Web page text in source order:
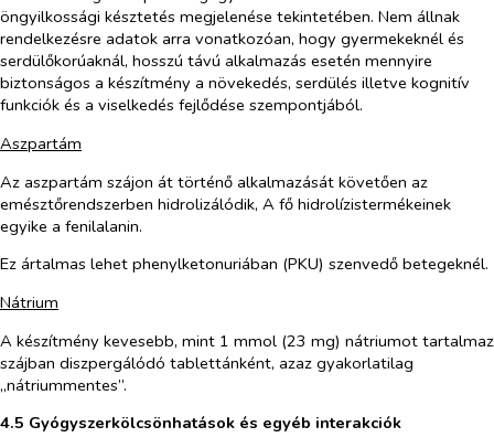
öngyilkossági késztetés megjelenése tekintetében. Nem állnak
rendelkezésre adatok arra vonatkozóan, hogy gyermekeknél és
serdülőkorúaknál, hosszú távú alkalmazás esetén mennyire
biztonságos a készítmény a növekedés, serdülés illetve kognitív
funkciók és a viselkedés fejlődése szempontjából.
Aszpartám
Az aszpartám szájon át történő alkalmazását követően az
emésztőrendszerben hidrolizálódik, A fő hidrolízistermékeinek
egyike a fenilalanin.
Ez ártalmas lehet phenylketonuriában (PKU) szenvedő betegeknél.
Nátrium
A készítmény kevesebb, mint 1 mmol (23 mg) nátriumot tartalmaz
szájban diszpergálódó tablettánként, azaz gyakorlatilag
„nátriummentes”.
4.5 Gyógyszerkölcsönhatások és egyéb interakciók